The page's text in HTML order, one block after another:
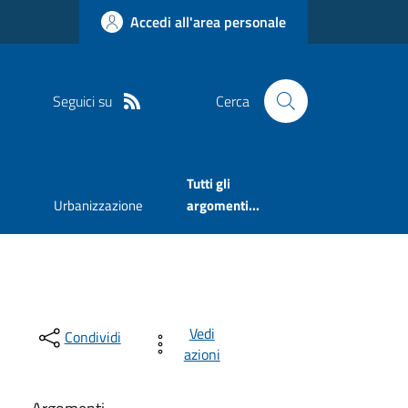
Accedi all'area personale
Seguici su Cerca
Urbanizzazione
Tutti gli
argomenti...
Condividi
Vedi
azioni